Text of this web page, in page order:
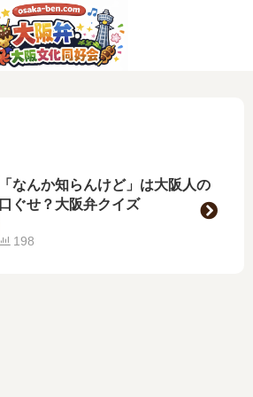
「なんか知らんけど」は大阪人の
口ぐせ？大阪弁クイズ
198